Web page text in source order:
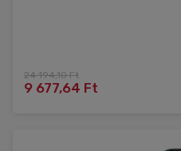
24 194,10 Ft
9 677,64 Ft